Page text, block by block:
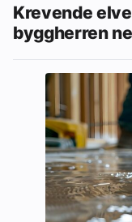
Krevende
byggherren